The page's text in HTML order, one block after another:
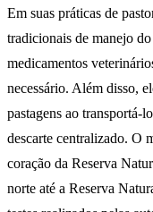
Em suas práticas de
tradicionais de manejo
medicamentos
necessário. Além disso,
pastagens ao transportá-
descarte centralizado. O
coração da Reserva
norte até a Reserva